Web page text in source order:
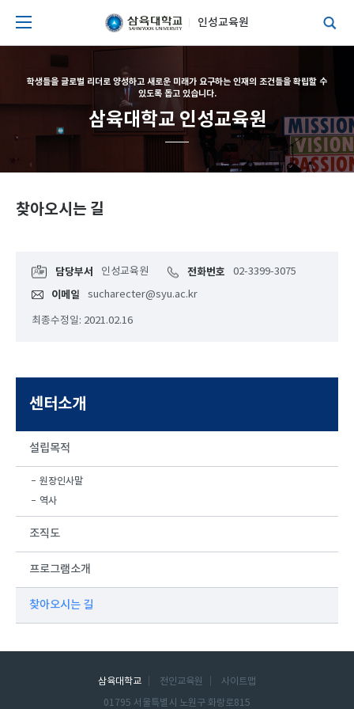
인성교육원
학생들을 글로벌 리더로 양성하고 새로운 미래가 요구하는 인재의 조건들을 확립할 수
있도록 돕고 있습니다.
삼육대학교 인성교육원
찾아오시는 길
담당부서 인성교육원 전화번호 02-3399-3075
이메일 sucharecter@syu.ac.kr
최종수정일: 2021.02.16
센터소개
설립목적
원장인사말
역사
조직도
프로그램소개
찾아오시는 길
삼육대학교 전인교육원
사이트맵
01795 서울특별시 노원구 화랑로815